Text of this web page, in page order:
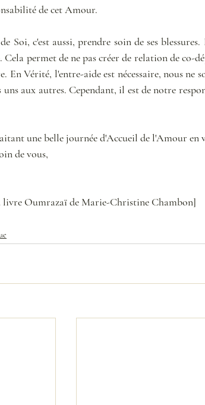
de cet Amour.
Soi, c'est aussi, prendre soin de ses
permet de ne pas créer de relation de co-
En Vérité, l'entre-aide est nécessaire, nous ne
uns aux autres. Cependant, il est de notre
une belle journée d'Accueil de l'Amour en
de vous,
livre Oumrazaï de Marie-Christine Chambon]